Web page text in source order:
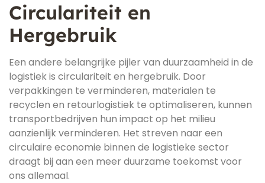
Circulariteit en
Hergebruik
Een andere belangrijke pijler van duurzaamheid in de
logistiek is circulariteit en hergebruik. Door
verpakkingen te verminderen, materialen te
recyclen en retourlogistiek te optimaliseren, kunnen
transportbedrijven hun impact op het milieu
aanzienlijk verminderen. Het streven naar een
circulaire economie binnen de logistieke sector
draagt bij aan een meer duurzame toekomst voor
ons allemaal.